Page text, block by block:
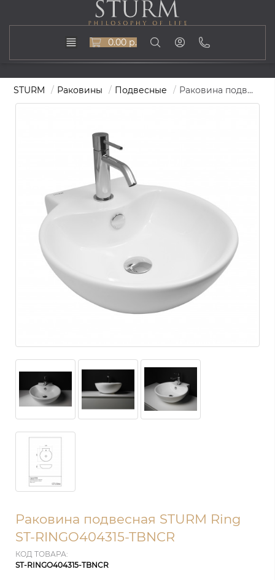
0.00 р.
STURM Раковины Подвесные Раковина подвесная RING, 40x43, белая, ST-RINGO404315-TBNCR
Раковина подвесная STURM Ring
ST-RINGO404315-TBNCR
КОД ТОВАРА:
ST-RINGO404315-TBNCR